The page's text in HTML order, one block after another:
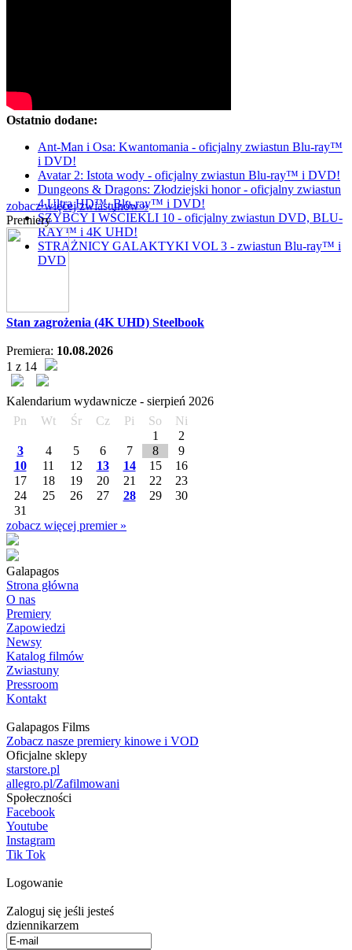
Ostatnio dodane:
Ant-Man i Osa: Kwantomania - oficjalny zwiastun Blu-ray™
i DVD!
Avatar 2: Istota wody - oficjalny zwiastun Blu-ray™ i DVD!
Dungeons & Dragons: Złodziejski honor - oficjalny zwiastun
4 Ultra HD™, Blu-ray™ i DVD!
SZYBCY I WŚCIEKLI 10 - oficjalny zwiastun DVD, BLU-
RAY™ i 4K UHD!
STRAŻNICY GALAKTYKI VOL 3 - zwiastun Blu-ray™ i
DVD
zobacz więcej zwiastunów »
Premiery
Stan zagrożenia (4K UHD) Steelbook
Premiera: 10.08.2026
1 z 14
Kalendarium wydawnicze - sierpień 2026
Pn
Wt Śr Cz Pi So
Ni
1
2
3
4 5 6 7 8
9
10
11 12 13 14 15
16
17
18 19 20 21 22
23
24
25 26 27 28 29
30
31
zobacz więcej premier »
Galapagos
Strona główna
O nas
Premiery
Zapowiedzi
Newsy
Katalog filmów
Zwiastuny
Pressroom
Kontakt
Galapagos Films
Zobacz nasze premiery kinowe i VOD
Oficjalne sklepy
starstore.pl
allegro.pl/Zafilmowani
Społeczności
Facebook
Youtube
Instagram
Tik Tok
Logowanie
Zaloguj się jeśli jesteś
dziennikarzem